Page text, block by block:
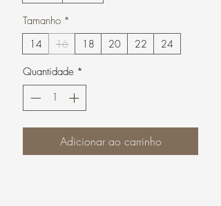
Tamanho *
14 16 18 20 22 24
Quantidade *
Adicionar ao carrinho